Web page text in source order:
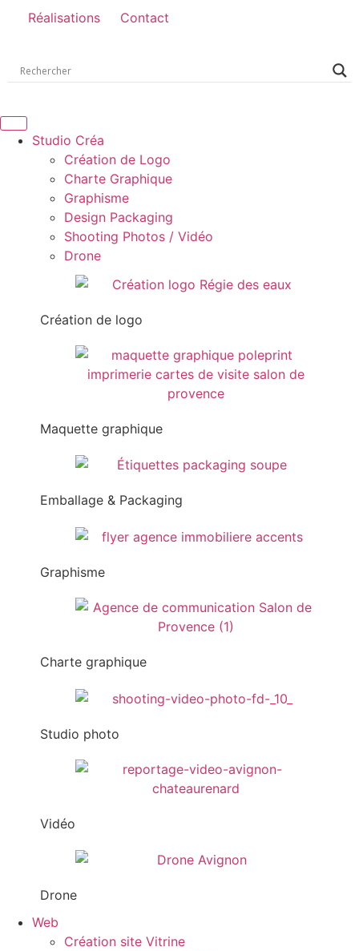
Réalisations Contact
Studio Créa
Création de Logo
Charte Graphique
Graphisme
Design Packaging
Shooting Photos / Vidéo
Drone
Création de logo
Maquette graphique
Emballage & Packaging
Graphisme
Charte graphique
Studio photo
Vidéo
Drone
Web
Création site Vitrine